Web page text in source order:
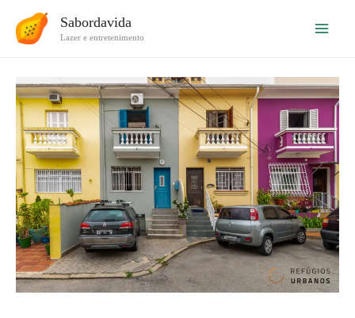
para
Sabordavida
Lazer e entretenimento